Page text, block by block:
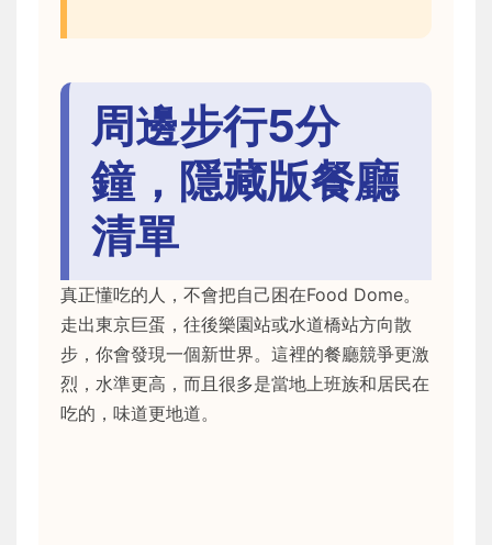
周邊步行5分
鐘，隱藏版餐廳
清單
真正懂吃的人，不會把自己困在Food Dome。
走出東京巨蛋，往後樂園站或水道橋站方向散
步，你會發現一個新世界。這裡的餐廳競爭更激
烈，水準更高，而且很多是當地上班族和居民在
吃的，味道更地道。